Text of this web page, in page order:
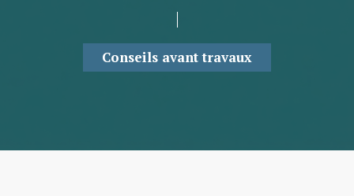
Conseils avant travaux